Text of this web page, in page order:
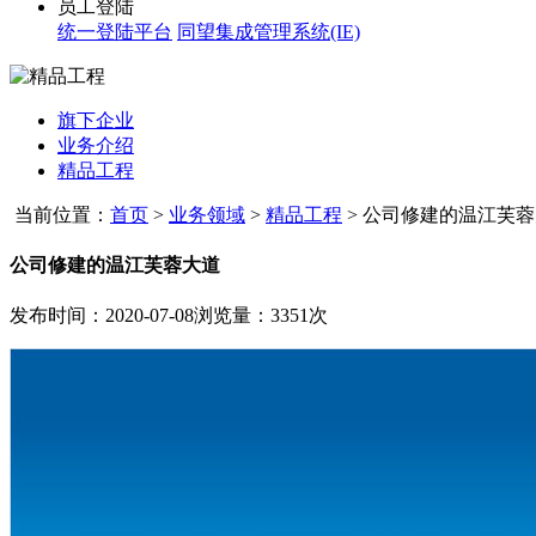
员工登陆
统一登陆平台 同望集成管理系统(IE)
旗下企业
业务介绍
精品工程
当前位置： 首页 > 业务领域 > 精品工程 > 公司修建的温江芙
公司修建的温江芙蓉大道
发布时间：2020-07-08浏览量：3351次